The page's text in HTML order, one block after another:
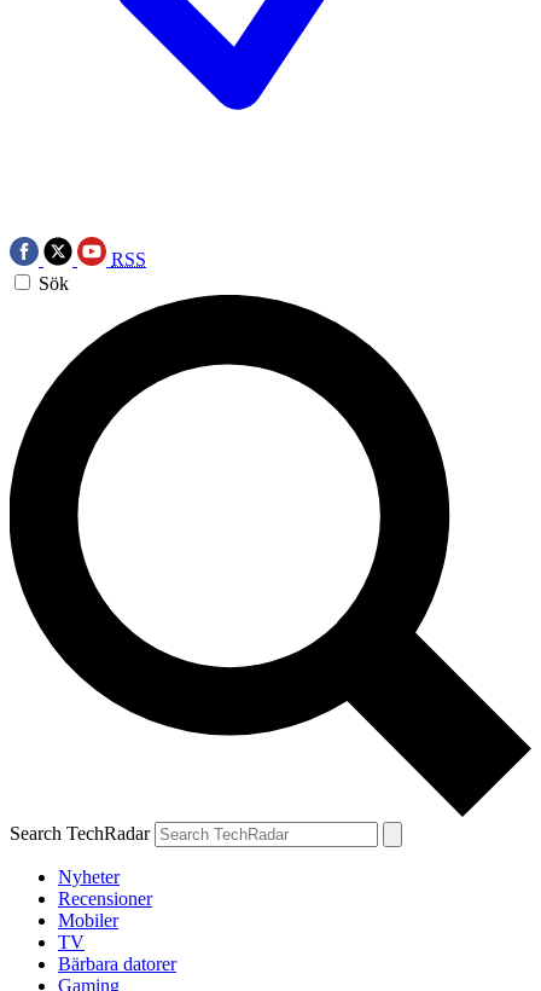
RSS
Sök
Search TechRadar
Nyheter
Recensioner
Mobiler
TV
Bärbara datorer
Gaming